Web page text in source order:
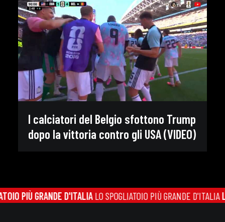
I calciatori del Belgio sfottono Trump
dopo la vittoria contro gli USA (VIDEO)
PIÙ GRANDE D'ITALIALO SPOGLIATOIO PIÙ GRANDE D'ITALIA